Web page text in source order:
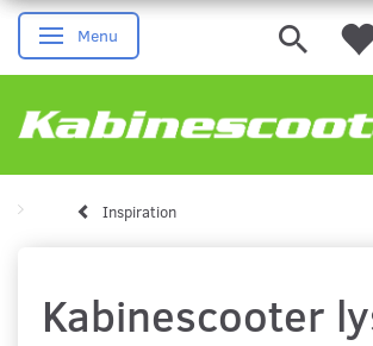
Skifte navigation
Menu
Inspiration
Kabinescooter